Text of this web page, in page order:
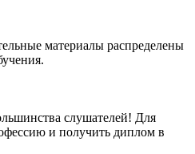
материалы распределены
слушателей! Для
и получить диплом в